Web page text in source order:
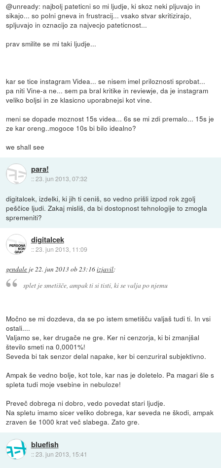
@unready: najbolj pateticni so mi ljudje, ki skoz neki pljuvajo in
sikajo... so polni gneva in frustracij... vsako stvar skritizirajo,
spljuvajo in oznacijo za najvecjo pateticnost...
prav smilite se mi taki ljudje...
kar se tice instagram Videa... se nisem imel priloznosti sprobat...
pa niti Vine-a ne... sem pa bral kritike in reviewje, da je instagram
veliko boljsi in ze klasicno uporabnejsi kot vine.
meni se dopade moznost 15s videa... 6s se mi zdi premalo... 15s je
ze kar oreng..mogoce 10s bi bilo idealno?
we shall see
para!
::23. jun 2013, 07:32
digitalcek, izdelki, ki jih ti ceniš, so vedno prišli izpod rok zgolj
peščice ljudi. Zakaj misliš, da bi dostopnost tehnologije to zmogla
spremeniti?
digitalcek
::23. jun 2013, 11:09
gendale je22. jun 2013 ob 23:16izjavil:
splet je smetišče, ampak ti si tisti, ki se valja po njemu
Močno se mi dozdeva, da se po istem smetišču valjaš tudi ti. In vsi
ostali....
Valjamo se, ker drugače ne gre. Ker ni cenzorja, ki bi zmanjšal
število smeti na 0,0001%!
Seveda bi tak senzor delal napake, ker bi cenzuriral subjektivno.
Ampak še vedno bolje, kot tole, kar nas je doletelo. Pa magari šle s
spleta tudi moje vsebine in nebuloze!
Preveč dobrega ni dobro, vedo povedat stari ljudje.
Na spletu imamo sicer veliko dobrega, kar seveda ne škodi, ampak
zraven še 1000 krat več slabega. Zato gre.
bluefish
::23. jun 2013, 15:41